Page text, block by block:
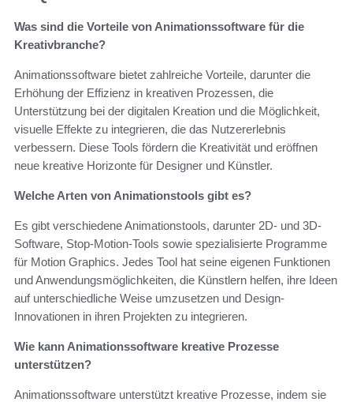
Was sind die Vorteile von Animationssoftware für die
Kreativbranche?
Animationssoftware bietet zahlreiche Vorteile, darunter die
Erhöhung der Effizienz in kreativen Prozessen, die
Unterstützung bei der digitalen Kreation und die Möglichkeit,
visuelle Effekte zu integrieren, die das Nutzererlebnis
verbessern. Diese Tools fördern die Kreativität und eröffnen
neue kreative Horizonte für Designer und Künstler.
Welche Arten von Animationstools gibt es?
Es gibt verschiedene Animationstools, darunter 2D- und 3D-
Software, Stop-Motion-Tools sowie spezialisierte Programme
für Motion Graphics. Jedes Tool hat seine eigenen Funktionen
und Anwendungsmöglichkeiten, die Künstlern helfen, ihre Ideen
auf unterschiedliche Weise umzusetzen und Design-
Innovationen in ihren Projekten zu integrieren.
Wie kann Animationssoftware kreative Prozesse
unterstützen?
Animationssoftware unterstützt kreative Prozesse, indem sie